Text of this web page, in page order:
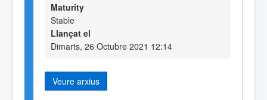
Maturity
Stable
Llançat el
Dimarts, 26 Octubre 2021 12:14
Veure arxius